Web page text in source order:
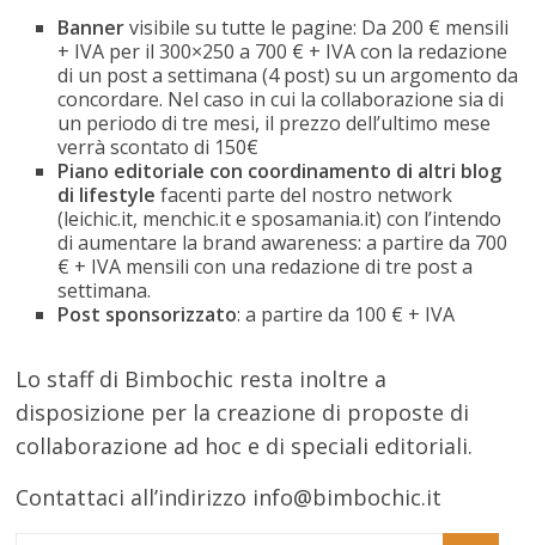
Bannervisibile su tutte le pagine: Da 200 € mensili
+ IVA per il 300×250 a 700 € + IVA con la redazione
di un post a settimana (4 post) su un argomento da
concordare. Nel caso in cui la collaborazione sia di
un periodo di tre mesi, il prezzo dell’ultimo mese
verrà scontato di 150€
Piano editoriale con coordinamento di altri blog
di lifestyle facenti parte del nostro network
(leichic.it, menchic.it e sposamania.it) con l’intendo
di aumentare la brand awareness: a partire da 700
€ + IVA mensili con una redazione di tre post a
settimana.
Post sponsorizzato: a partire da 100 € + IVA
Lo staff di Bimbochic resta inoltre a
disposizione per la creazione di proposte di
collaborazione ad hoc e di speciali editoriali.
Contattaci all’indirizzo info@bimbochic.it